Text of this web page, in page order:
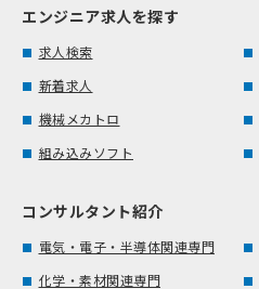
エンジニア求人を探す
求人検索
新着求人
機械メカトロ
組み込みソフト
コンサルタント紹介
電気・電子・半導体関連専門
化学・素材関連専門